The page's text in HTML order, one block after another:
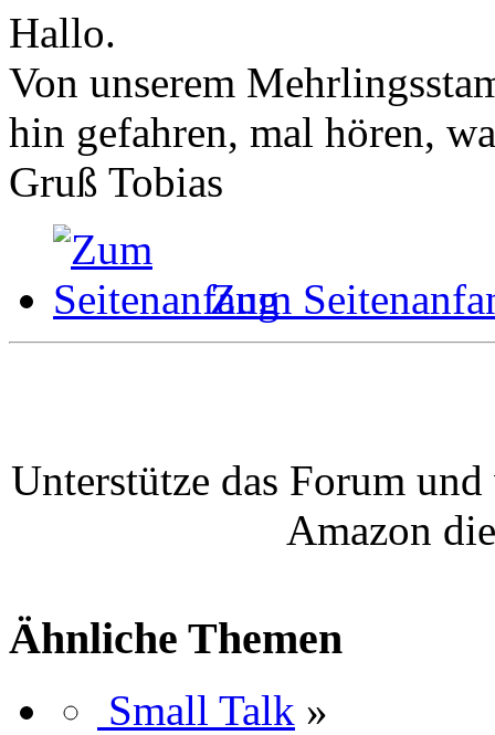
Hallo.
Von unserem
hin gefahren, mal hören,
Gruß Tobias
Zum
Unterstütze das Forum
Amazon
Ähnliche Themen
Small Talk »